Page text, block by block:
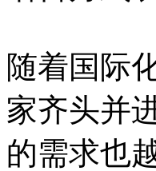
随着国际
家齐头并
的需求也